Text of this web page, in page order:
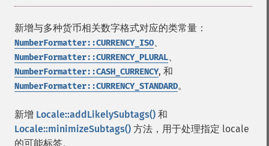
新增与多种货币相关数字格式对应的类常量：
NumberFormatter::CURRENCY_ISO、
NumberFormatter::CURRENCY_PLURAL、
NumberFormatter::CASH_CURRENCY, 和
NumberFormatter::CURRENCY_STANDARD。
新增 Locale::addLikelySubtags() 和
Locale::minimizeSubtags() 方法，用于处理指定 locale
的可能标签。